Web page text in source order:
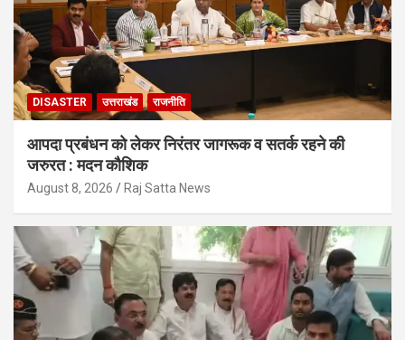
DISASTER उत्तराखंड राजनीति
आपदा प्रबंधन को लेकर निरंतर जागरूक व सतर्क रहने की
जरुरत : मदन कौशिक
August 8, 2026 Raj Satta News